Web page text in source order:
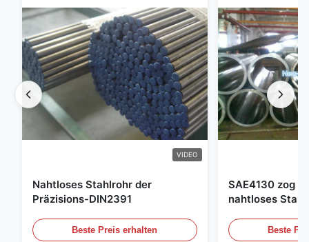
VIDEO
Nahtloses Stahlrohr der
Präzisions-DIN2391
Beste Preis erhalten
SAE4130 zog
nahtloses
Beste